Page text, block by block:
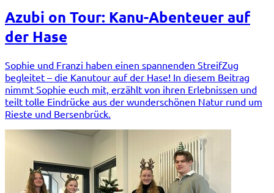
Azubi on Tour: Kanu-Abenteuer auf
der Hase
Sophie und Franzi haben einen spannenden StreifZug
begleitet – die Kanutour auf der Hase! In diesem Beitrag
nimmt Sophie euch mit, erzählt von ihren Erlebnissen und
teilt tolle Eindrücke aus der wunderschönen Natur rund um
Rieste und Bersenbrück.